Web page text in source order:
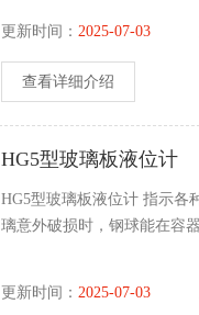
更新时间：2025-07-03
查看详细介绍
HG5型玻璃板液位计
HG5型玻璃板液位计 指示各
璃意外破损时，钢球能在容
更新时间：2025-07-03